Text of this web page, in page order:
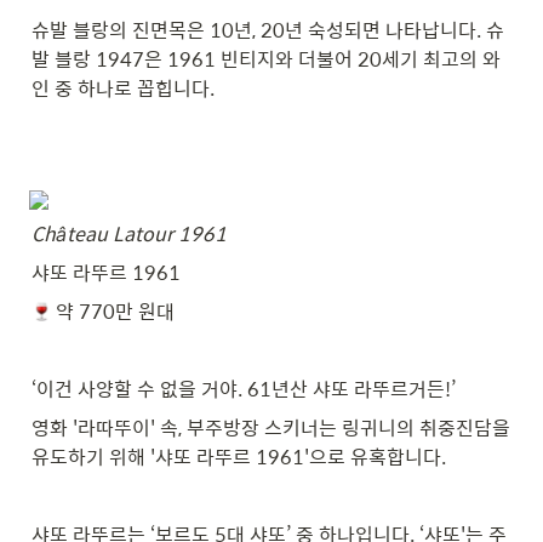
슈발 블랑의 진면목은 10년, 20년 숙성되면 나타납니다. 슈
발 블랑 1947은 1961 빈티지와 더불어 20세기 최고의 와
인 중 하나로 꼽힙니다.
Château Latour 1961
샤또 라뚜르 1961
약 770만 원대
‘이건 사양할 수 없을 거야. 61년산 샤또 라뚜르거든!’
영화 '라따뚜이' 속, 부주방장 스키너는 링귀니의 취중진담을
유도하기 위해 '샤또 라뚜르 1961'으로 유혹합니다.
샤또 라뚜르는 ‘보르도 5대 샤또’ 중 하나입니다. ‘샤또'는 주